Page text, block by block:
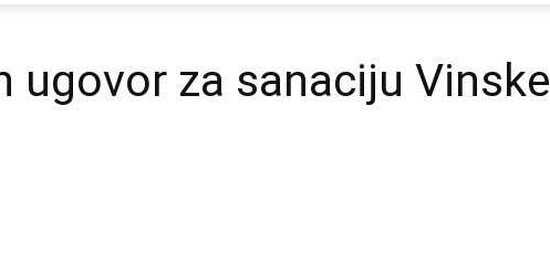
ugovor za sanaciju Vinske